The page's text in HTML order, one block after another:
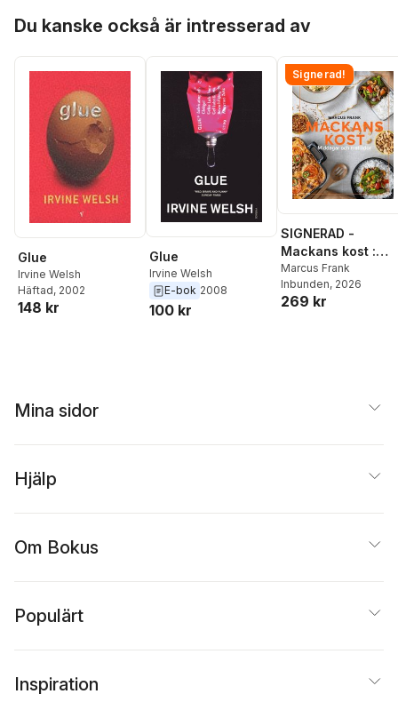
Du kanske också är intresserad av
Glue
Irvine Welsh
Häftad, 2002
148 kr
Glue
Irvine Welsh
E-bok 2008
100 kr
Signerad!
SIGNERAD -
Mackans kost :
Middagar och
matlådor
Marcus Frank
Inbunden, 2026
269 kr
Mina sidor
Hjälp
Om Bokus
Populärt
Inspiration